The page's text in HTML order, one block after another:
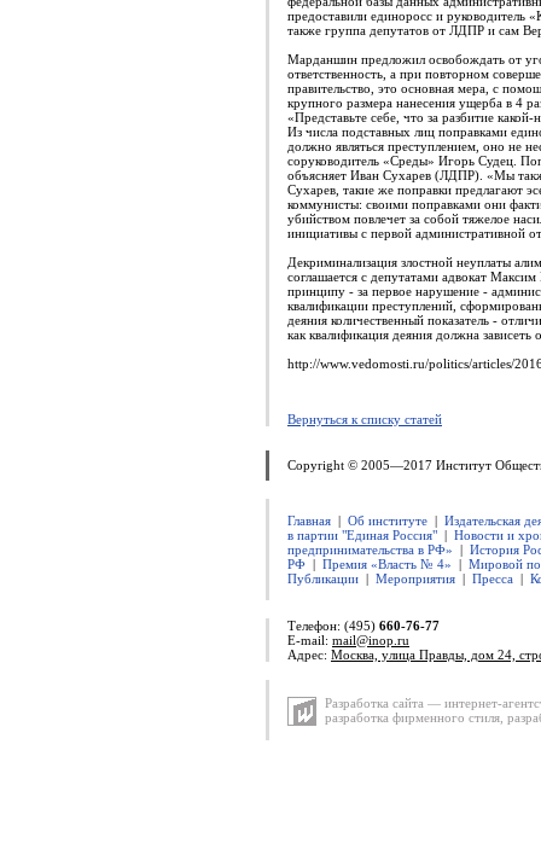
предоставили единоросс и
также группа депутатов от ЛДПР и сам
Марданшин предложил освобождать от
ответственность, а при повторном
правительство, это основная мера, с
крупного размера нанесения ущерба в 4
«Представьте себе, что за разбитие
Из числа подставных лиц поправками
должно являться преступлением, оно не
соруководитель «Среды» Игорь Судец.
объясняет Иван Сухарев (ЛДПР). «Мы
Сухарев, такие же поправки предлагают
коммунисты: своими поправками они
убийством повлечет за собой тяжелое
инициативы с первой административной
Декриминализация злостной неуплаты
соглашается с депутатами адвокат
принципу - за первое нарушение -
квалификации преступлений,
деяния количественный показатель -
как квалификация деяния должна
http://www.vedomosti.ru/politics/articles/
Вернуться к списку статей
Copyright © 2005—2017 Институт
Главная | Об институте | Издательская
в партии "Единая Россия" | Новости и
предпринимательства в РФ» | История
РФ | Премия «Власть № 4» | Мировой
Публикации | Мероприятия | Пресса |
Телефон: (495) 660-76-77
E-mail: mail@inop.ru
Адрес: Москва, улица Правды, дом 24,
Разработка сайта — интернет-
разработка фирменного стиля